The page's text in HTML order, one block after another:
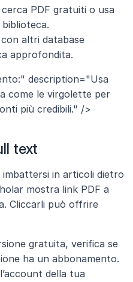
PDF gratuiti o usa
altri database
approfondita.
description="Usa
come le virgolette per
più credibili." />
text
in articoli dietro
mostra link PDF a
Cliccarli può offrire
gratuita, verifica se
ha un abbonamento.
della tua